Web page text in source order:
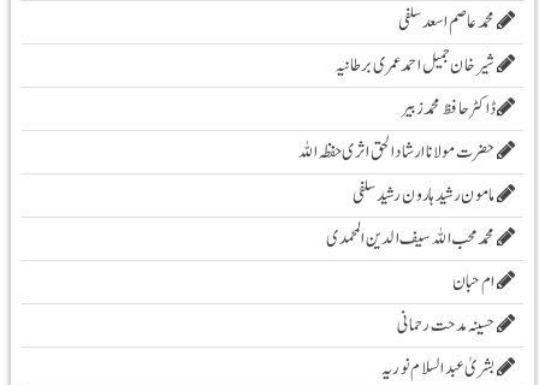
محمد عاصم اسعد سلفی
شیرخان جمیل احمد عمری برطانیہ
ڈاکٹر حافظ محمد زبیر
حضرت مولانا ارشادا لحق اثری حفظہ اللہ
مامون رشید ہارون رشید سلفی
محمد محب اللہ سیف الدین المحمدی
ام حبان
حسینہ مدحت رحمانی
بشریٰ عبد السلام نوریہ